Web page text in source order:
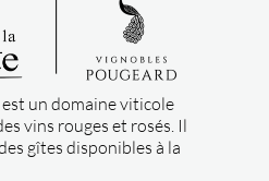
un domaine viticole
vins rouges et rosés. Il
gîtes disponibles à la